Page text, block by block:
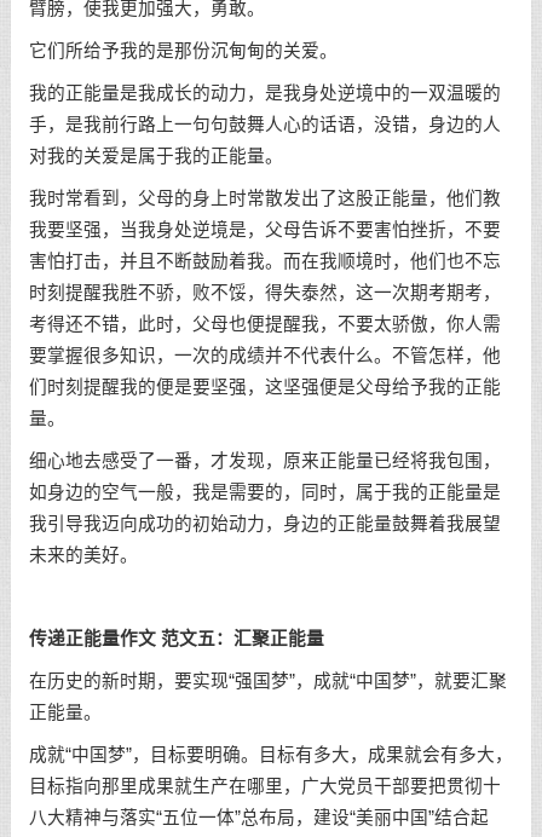
臂膀，使我更加强大，勇敢。
它们所给予我的是那份沉甸甸的关爱。
我的正能量是我成长的动力，是我身处逆境中的一双温暖的
手，是我前行路上一句句鼓舞人心的话语，没错，身边的人
对我的关爱是属于我的正能量。
我时常看到，父母的身上时常散发出了这股正能量，他们教
我要坚强，当我身处逆境是，父母告诉不要害怕挫折，不要
害怕打击，并且不断鼓励着我。而在我顺境时，他们也不忘
时刻提醒我胜不骄，败不馁，得失泰然，这一次期考期考，
考得还不错，此时，父母也便提醒我，不要太骄傲，你人需
要掌握很多知识，一次的成绩并不代表什么。不管怎样，他
们时刻提醒我的便是要坚强，这坚强便是父母给予我的正能
量。
细心地去感受了一番，才发现，原来正能量已经将我包围，
如身边的空气一般，我是需要的，同时，属于我的正能量是
我引导我迈向成功的初始动力，身边的正能量鼓舞着我展望
未来的美好。
传递正能量作文 范文五：汇聚正能量
在历史的新时期，要实现“强国梦”，成就“中国梦”，就要汇聚
正能量。
成就“中国梦”，目标要明确。目标有多大，成果就会有多大，
目标指向那里成果就生产在哪里，广大党员干部要把贯彻十
八大精神与落实“五位一体”总布局，建设“美丽中国”结合起